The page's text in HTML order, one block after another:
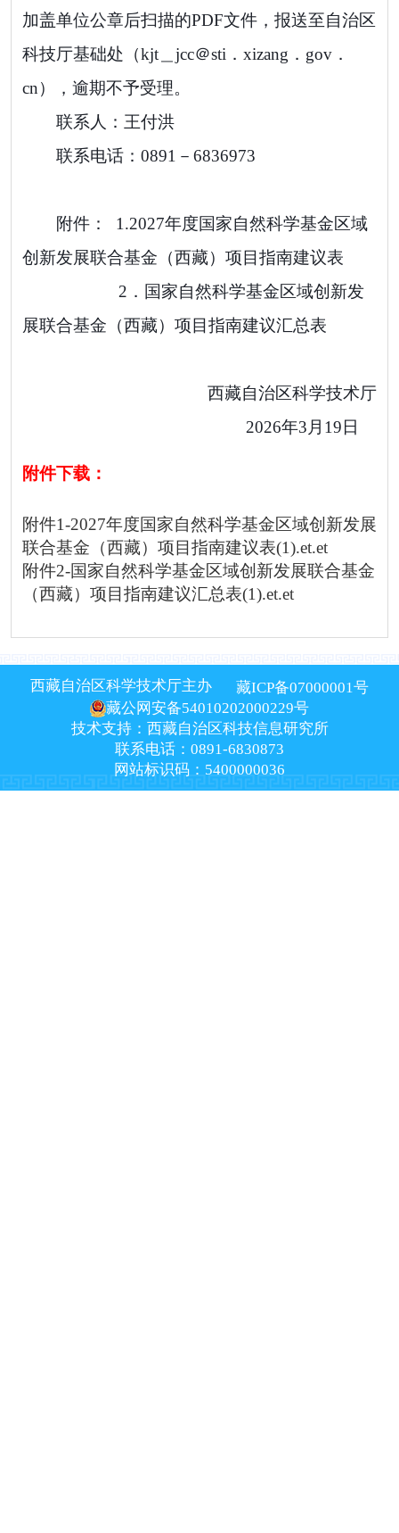
加盖单位公章后扫描的PDF文件，报送至自治区
科技厅基础处（kjt＿jcc＠sti．xizang．gov．
cn），逾期不予受理。
联系人 ： 王付洪
联系电话：0891－6836973
附件： 1.2027年度国家自然科学基金区域
创新发展联合基金（西藏）项目指南建议表
2． 国家自然科学基金区域创新发
展联合基金（西藏）项目指南建议汇总表
西藏自治区科学技术厅
2026年3 月 19日
附件下载：
附件1-2027年度国家自然科学基金区域创新发展
联合基金（西藏）项目指南建议表(1).et.et
附件2-国家自然科学基金区域创新发展联合基金
（西藏）项目指南建议汇总表(1).et.et
西藏自治区科学技术厅主办
藏ICP备07000001号
藏公网安备54010202000229号
技术支持：西藏自治区科技信息研究所
联系电话：0891-6830873
网站标识码：5400000036